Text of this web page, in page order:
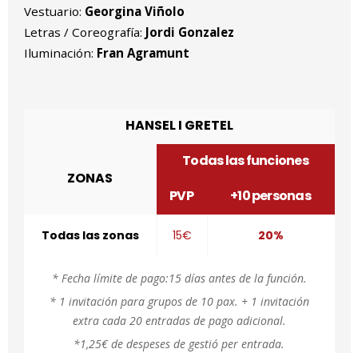
Vestuario: Georgina Viñolo
Letras / Coreografía: Jordi Gonzalez
Iluminación: Fran Agramunt
HANSEL I GRETEL
ZONAS
Todas las funciones
PVP
+10 personas
Todas las zonas 15€ 20%
* Fecha límite de pago:15 días antes de la función.
* 1 invitación para grupos de 10 pax. + 1 invitación
extra cada 20 entradas de pago adicional.
*1,25€ de despeses de gestió per entrada.